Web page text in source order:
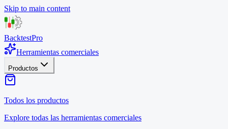
Skip to main content
BacktestPro
Herramientas comerciales
Productos
Todos los productos
Explore todas las herramientas comerciales